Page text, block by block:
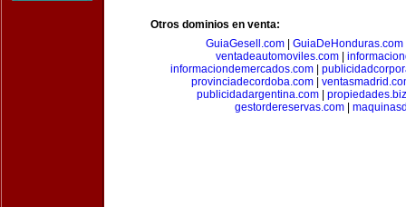
Otros dominios en venta:
GuiaGesell.com
GuiaDeHonduras.com
ventadeautomoviles.com|
informaciondemercados.com|
provinciadecordoba.com
publicidadargentina.com| propiedades.biz
gestordereservas.com